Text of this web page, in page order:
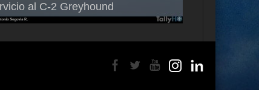
al C-2 Greyhound
América Latina